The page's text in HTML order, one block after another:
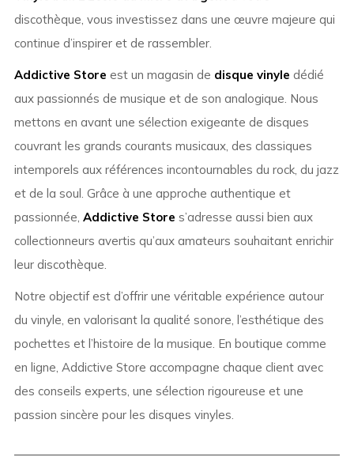
discothèque, vous investissez dans une œuvre majeure qui
continue d’inspirer et de rassembler.
Addictive Store est un magasin de disque vinyle dédié
aux passionnés de musique et de son analogique. Nous
mettons en avant une sélection exigeante de disques
couvrant les grands courants musicaux, des classiques
intemporels aux références incontournables du rock, du jazz
et de la soul. Grâce à une approche authentique et
passionnée, Addictive Store s’adresse aussi bien aux
collectionneurs avertis qu’aux amateurs souhaitant enrichir
leur discothèque.
Notre objectif est d’offrir une véritable expérience autour
du vinyle, en valorisant la qualité sonore, l’esthétique des
pochettes et l’histoire de la musique. En boutique comme
en ligne, Addictive Store accompagne chaque client avec
des conseils experts, une sélection rigoureuse et une
passion sincère pour les disques vinyles.